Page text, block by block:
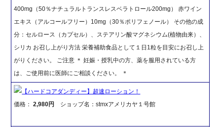
400mg（50％ナチュラルトランスレスベラトロール200mg） 赤ワイン
エキス（アルコールフリー）10mg（30％ポリフェノール） その他の成
分：セルロース（カプセル）、ステアリン酸マグネシウム(植物由来）、
シリカ お召し上がり方法 栄養補助食品として１日1粒を目安にお召し上
がりください。 ご注意 ＊ 妊娠・授乳中の方、薬を服用されている方
は、ご使用前に医師にご相談ください。 ＊
【ハードコアダンディー】超速ローション！
価格：2,980円 ショップ名：stmxアメリカヤ１号館